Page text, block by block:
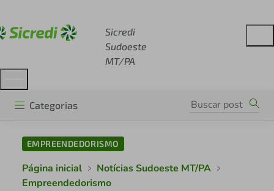
Sicredi
Sudoeste
MT/PA
Categorias
EMPREENDEDORISMO
Página inicial
Notícias Sudoeste MT/PA
Empreendedorismo